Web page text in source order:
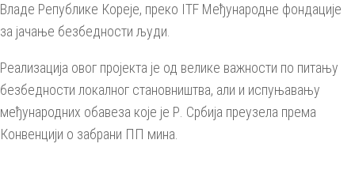
Владе Републике Кореје, преко ITF Међународне фондације
за јачање безбедности људи.
Реализација овог пројекта је од велике важности по питању
безбедности локалног становништва, али и испуњавању
међународних обавеза које је Р. Србија преузела према
Конвенцији о забрани ПП мина.